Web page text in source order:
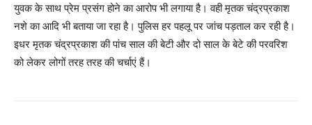
युवक के साथ प्रेम प्रसंग होने का आरोप भी लगाया है। वही मृतक चंद्रप्रकाश
नशे का आदि भी बताया जा रहा है। पुलिस हर पहलू पर जांच पड़ताल कर रही है।
इधर मृतक चंद्रप्रकाश की पांच साल की बेटी और दो साल के बेटे की परवरिश
को लेकर लोगों तरह तरह की चर्चाएं हैं।